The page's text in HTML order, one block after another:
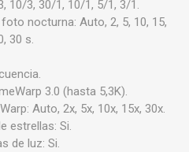
10/3, 30/1, 10/1, 5/1, 3/1.
nocturna: Auto, 2, 5, 10, 15,
30 s.
3.0 (hasta 5,3K).
Auto, 2x, 5x, 10x, 15x, 30x.
estrellas: Si.
de luz: Si.